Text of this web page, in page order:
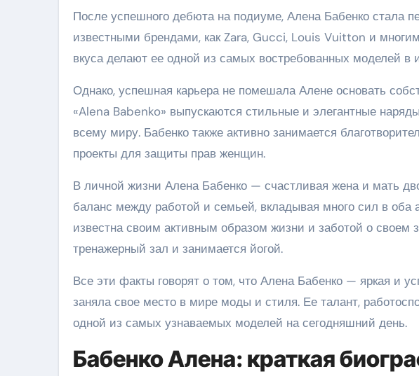
После успешного дебюта на подиуме, Алена Бабенко стала
известными брендами, как Zara, Gucci, Louis Vuitton и
вкуса делают ее одной из самых востребованных моделей в
Однако, успешная карьера не помешала Алене основать
«Alena Babenko» выпускаются стильные и элегантные
всему миру. Бабенко также активно занимается
проекты для защиты прав женщин.
В личной жизни Алена Бабенко — счастливая жена и мать
баланс между работой и семьей, вкладывая много сил в оба
известна своим активным образом жизни и заботой о своем
тренажерный зал и занимается йогой.
Все эти факты говорят о том, что Алена Бабенко — яркая и
заняла свое место в мире моды и стиля. Ее талант,
одной из самых узнаваемых моделей на сегодняшний день.
Бабенко Алена: краткая